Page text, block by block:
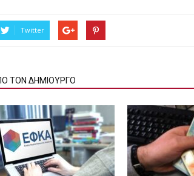
Twitter
ΤΟΝ ΔΗΜΙΟΥΡΓΟ